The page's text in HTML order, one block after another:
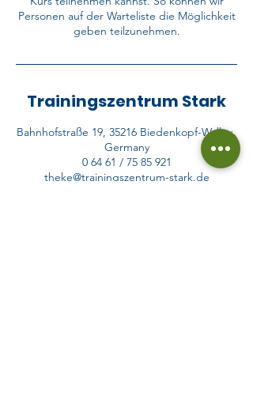
Personen auf der Warteliste die Möglichkeit
geben teilzunehmen.
Trainingszentrum Stark
Bahnhofstraße 19, 35216 Biedenkopf-Wallau,
Germany
0 64 61 / 75 85 921
theke@trainingszentrum-stark.de